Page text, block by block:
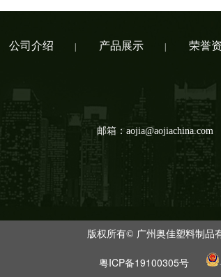
公司介绍 产品展示 荣誉
邮箱：aojia@aojiachina.com
版权所有© 广州奥佳塑料制
粤ICP备19100305号